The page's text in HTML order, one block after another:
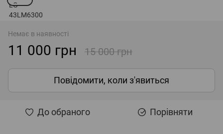
Немає в наявності
11 000 грн 15 000 грн
Повідомити, коли з'явиться
До обраного Порівняти